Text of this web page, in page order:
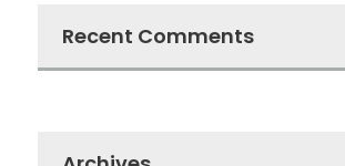
Recent Comments